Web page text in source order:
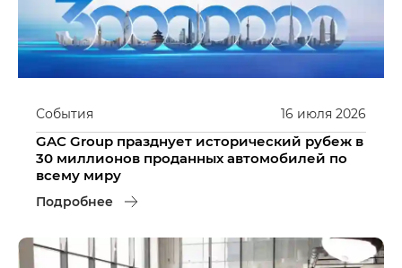
16 июля 2026
События
GAC Group празднует исторический рубеж в
30 миллионов проданных автомобилей по
всему миру
Подробнее